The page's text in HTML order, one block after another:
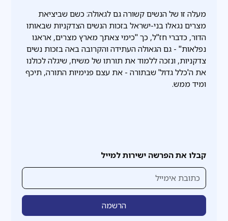
קבלו את הפרשה ישירות למייל
מעלה זו של הנשים קשורה גם לגאולה: כשם שביציאת
מצרים נגאלו בני-ישראל בזכות הנשים הצדקניות שבאותו
הדור, כדברי חז"ל, כך "כימי צאתך מארץ מצרים, אראנו
נפלאות" - גם הגאולה העתידה והקרובה באה בזכות נשים
צדקניות, ונזכה ללמוד את תורתו של משיח, שיגלה לכולנו
את ה'כלל גדול' שבתורה - את עצם פנימיות התורה, תיכף
ומיד ממש.